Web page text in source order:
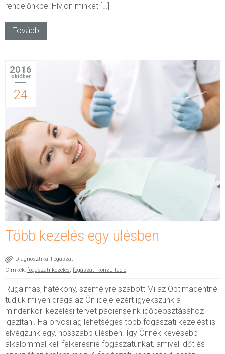
rendelőnkbe: Hívjon minket […]
Tovább
2016
október
24
Több kezelés egy ülésben
Diagnosztika Fogászat
Címkék: fogászati kezelés, fogászati konzultáció
Rugalmas, hatékony, személyre szabott Mi az Optimadentnél
tudjuk milyen drága az Ön ideje ezért igyekszünk a
mindenkori kezelési tervet pácienseink időbeosztásához
igazítani. Ha orvosilag lehetséges több fogászati kezelést is
elvégzünk egy, hosszabb ülésben. Így Önnek kevesebb
alkalommal kell felkeresnie fogászatunkat, amivel időt és